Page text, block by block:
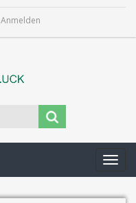
Anmelden